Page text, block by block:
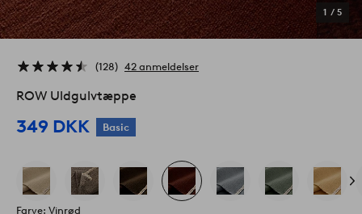
1 / 5
128 42 anmeldelser
ROW Uldgulvtæppe
349 DKK Basic
Farve: Vinrød